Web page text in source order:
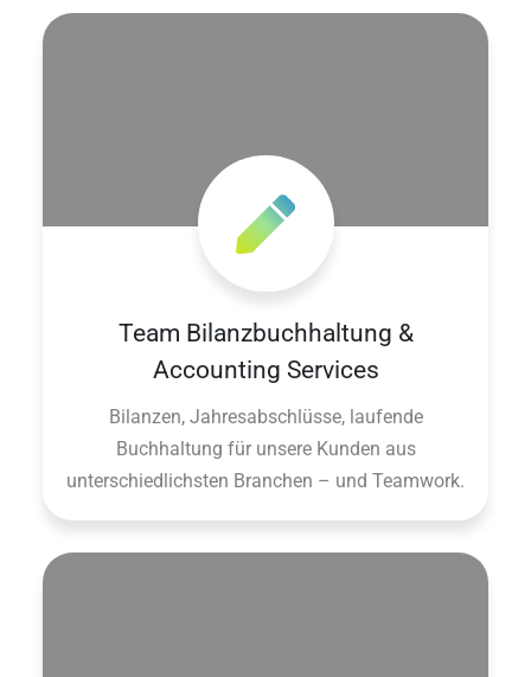
Team Bilanzbuchhaltung &
Accounting Services
Bilanzen, Jahresabschlüsse, laufende
Buchhaltung für unsere Kunden aus
unterschiedlichsten Branchen – und Teamwork.